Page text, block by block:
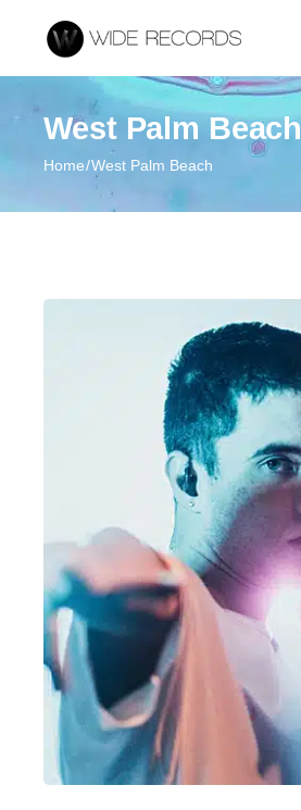
West Palm Beach
Home West Palm Beach